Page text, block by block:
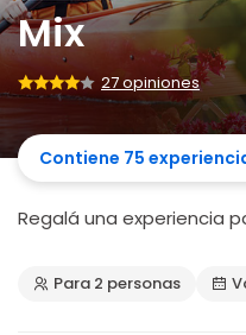
Mix
27 opiniones
Contiene 75
Regalá una experiencia
Para 2 personas